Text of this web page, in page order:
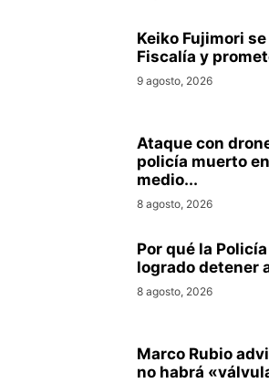
Keiko Fujimori
Fiscalía y
9 agosto, 2026
Ataque con
policía muerto
medio...
8 agosto, 2026
Por qué la
logrado detener
8 agosto, 2026
Marco Rubio
no habrá